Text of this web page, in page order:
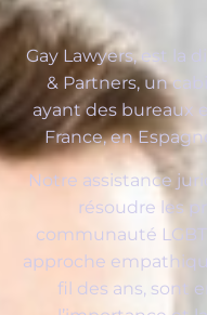
Gay Lawyers, est la
& Partners, un
ayant des bureaux
France, en
Notre assistance
résoudre les
communauté
approche
fil des ans, sont